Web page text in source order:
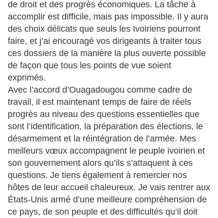
de droit et des progrès économiques. La tâche à
accomplir est difficile, mais pas impossible. Il y aura
des choix délicats que seuls les Ivoiriens pourront
faire, et j’ai encouragé vos dirigeants à traiter tous
ces dossiers de la manière la plus ouverte possible
de façon que tous les points de vue soient
exprimés.
Avec l’accord d’Ouagadougou comme cadre de
travail, il est maintenant temps de faire de réels
progrès au niveau des questions essentielles que
sont l’identification, la préparation des élections, le
désarmement et la réintégration de l’armée. Mes
meilleurs vœux accompagnent le peuple ivoirien et
son gouvernement alors qu’ils s’attaquent à ces
questions. Je tiens également à remercier nos
hôtes de leur accueil chaleureux. Je vais rentrer aux
États-Unis armé d’une meilleure compréhension de
ce pays, de son peuple et des difficultés qu’il doit